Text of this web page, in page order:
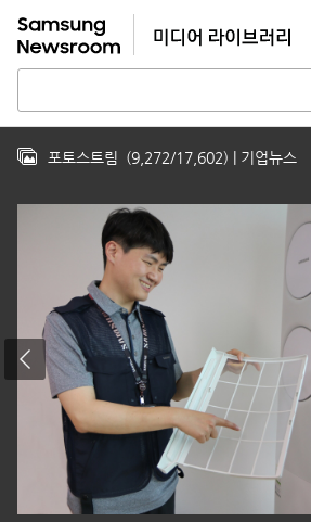
포토스트림 (9,272/17,602) | 기업뉴스